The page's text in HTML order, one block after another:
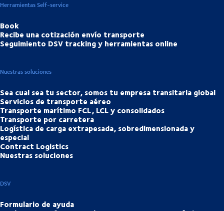
Herramientas Self-service
Book
Recibe una cotización envío transporte
Seguimiento DSV tracking y herramientas online
Nuestras soluciones
Sea cual sea tu sector, somos tu empresa transitaria global
Servicios de transporte aéreo
Transporte marítimo FCL, LCL y consolidados
Transporte por carretera
Logística de carga extrapesada, sobredimensionada y
especial
Contract Logistics
Nuestras soluciones
DSV
Formulario de ayuda